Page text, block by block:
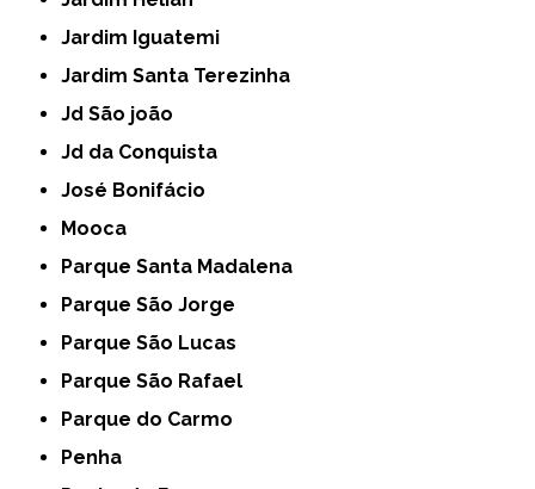
Jardim Iguatemi
Jardim Santa Terezinha
Jd São joão
Jd da Conquista
José Bonifácio
Mooca
Parque Santa Madalena
Parque São Jorge
Parque São Lucas
Parque São Rafael
Parque do Carmo
Penha